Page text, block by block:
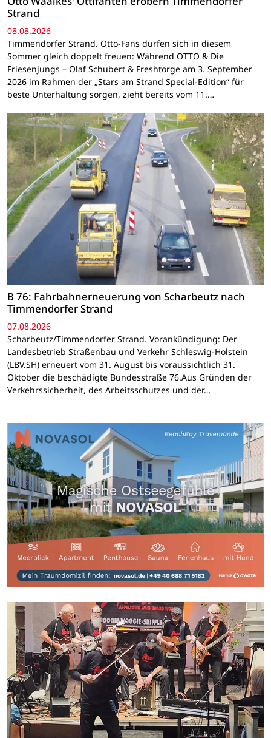
Strand
08.08.2026
Timmendorfer Strand. Otto-Fans dürfen sich in diesem
Sommer gleich doppelt freuen: Während OTTO & Die
Friesenjungs – Olaf Schubert & Freshtorge am 3. September
2026 im Rahmen der „Stars am Strand Special-Edition“ für
beste Unterhaltung sorgen, zieht bereits vom 11.…
B 76: Fahrbahnerneuerung von Scharbeutz nach
Timmendorfer Strand
07.08.2026
Scharbeutz/Timmendorfer Strand. Vorankündigung: Der
Landesbetrieb Straßenbau und Verkehr Schleswig-Holstein
(LBV.SH) erneuert vom 31. August bis voraussichtlich 31.
Oktober die beschädigte Bundesstraße 76.Aus Gründen der
Verkehrssicherheit, des Arbeitsschutzes und der…